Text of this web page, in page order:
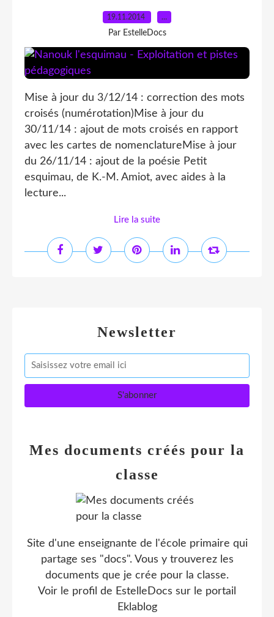
19.11.2014 …
Par EstelleDocs
Mise à jour du 3/12/14 : correction des mots
croisés (numérotation)Mise à jour du
30/11/14 : ajout de mots croisés en rapport
avec les cartes de nomenclatureMise à jour
du 26/11/14 : ajout de la poésie Petit
esquimau, de K.-M. Amiot, avec aides à la
lecture...
Lire la suite
Newsletter
Mes documents créés pour la
classe
Site d'une enseignante de l'école primaire qui
partage ses "docs". Vous y trouverez les
documents que je crée pour la classe.
Voir le profil de EstelleDocs sur le portail
Eklablog